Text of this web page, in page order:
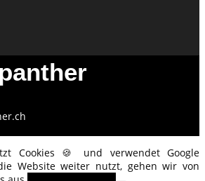
Cookies 🍪 und verwendet Google
Website weiter nutzt, gehen wir von